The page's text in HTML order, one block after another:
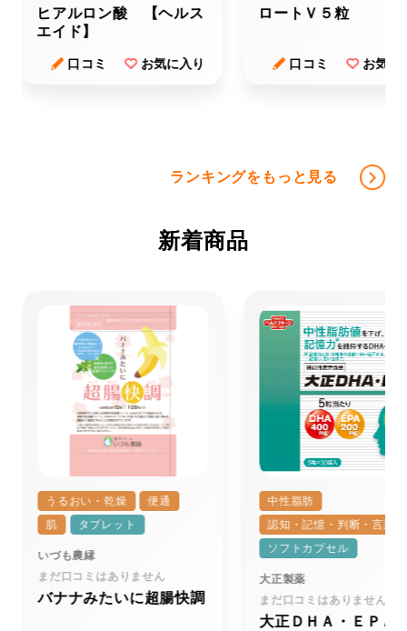
むくみ
肥満・脂肪
エネルギー代謝
コレステロール
肥満・脂肪・BMI
ヒアルロン酸 【ヘルス
エイド】
口コミ お気に入り
ロートＶ５粒
口コミ お気に
ランキングをもっと見る
新着商品
うるおい・乾燥
便通
肌
タブレット
いづも農縁
まだ口コミはありません
バナナみたいに超腸快調
中性脂肪
認知・記憶・判断・言語
ソフトカプセル
大正製薬
まだ口コミはありません
大正ＤＨＡ・ＥＰＡ